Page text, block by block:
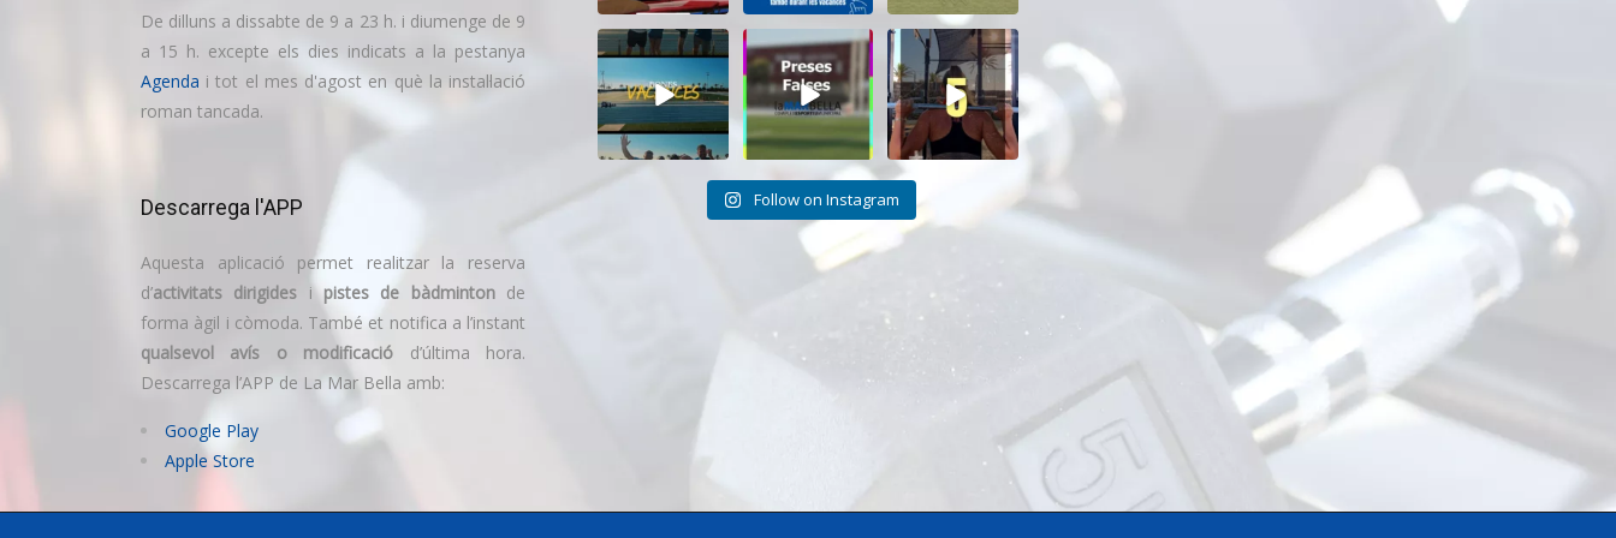
De dilluns a dissabte de 9 a 23 h. i diumenge de 9
a 15 h. excepte els dies indicats a la pestanya
Agenda i tot el mes d'agost en què la instal·lació
roman tancada.
Descarrega l'APP
Aquesta aplicació permet realitzar la reserva
d’activitats dirigides ipistes de bàdmintonde
forma àgil i còmoda. També et notifica a l’instant
qualsevol avís o modificació d’última hora.
Descarrega l’APP de La Mar Bella amb:
Google Play
Apple Store
Tanquem una
nova temporada
al CEM La Mar
Bella....
27 1
Darrere de cada
vídeo... també hi
ha moments...
26 2
Cada sessió és
un pas més cap als
teus...
19 0
Follow on Instagram